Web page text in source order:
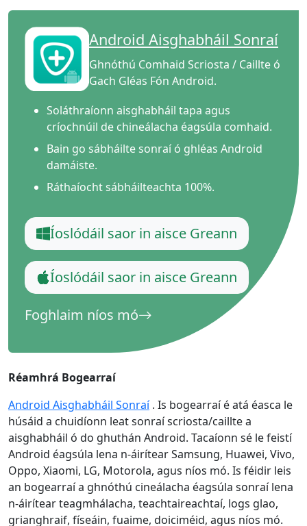
Android Aisghabháil Sonraí
Ghnóthú Comhaid Scriosta / Caillte ó
Gach Gléas Fón Android.
Soláthraíonn aisghabháil tapa agus
críochnúil de chineálacha éagsúla comhaid.
Bain go sábháilte sonraí ó ghléas Android
damáiste.
Ráthaíocht sábháilteachta 100%.
Íoslódáil saor in aisce Greann
Íoslódáil saor in aisce Greann
Foghlaim níos mó
Réamhrá Bogearraí
Android Aisghabháil Sonraí. Is bogearraí é atá éasca le
húsáid a chuidíonn leat sonraí scriosta/caillte a
aisghabháil ó do ghuthán Android. Tacaíonn sé le feistí
Android éagsúla lena n-áirítear Samsung, Huawei, Vivo,
Oppo, Xiaomi, LG, Motorola, agus níos mó. Is féidir leis
an bogearraí a ghnóthú cineálacha éagsúla sonraí lena
n-áirítear teagmhálacha, teachtaireachtaí, logs glao,
grianghraif, físeáin, fuaime, doiciméid, agus níos mó.